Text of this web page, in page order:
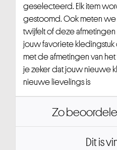
geselecteerd. Elk item
gestoomd. Ook meten we
twijfelt of deze
jouw favoriete
met de afmetingen van
je zeker dat jouw nieuwe
nieuwe lievelings is
Zo
Dit is